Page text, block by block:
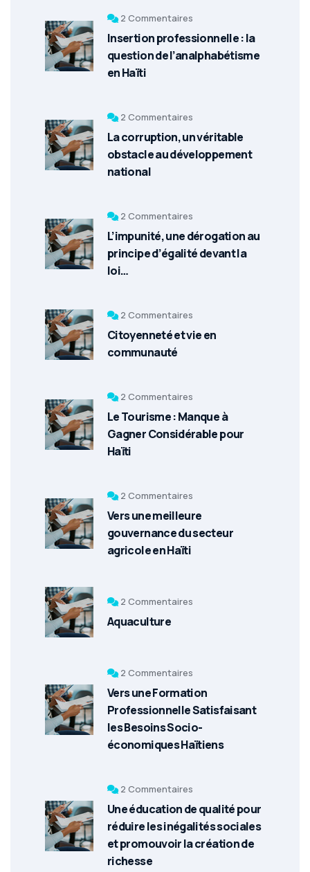
2 Commentaires
Insertion professionnelle : la
question de l’analphabétisme
en Haïti
2 Commentaires
La corruption, un véritable
obstacle au développement
national
2 Commentaires
L’impunité, une dérogation au
principe d’égalité devant la
loi…
2 Commentaires
Citoyenneté et vie en
communauté
2 Commentaires
Le Tourisme : Manque à
Gagner Considérable pour
Haïti
2 Commentaires
Vers une meilleure
gouvernance du secteur
agricole en Haïti
2 Commentaires
Aquaculture
2 Commentaires
Vers une Formation
Professionnelle Satisfaisant
les Besoins Socio-
économiques Haïtiens
2 Commentaires
Une éducation de qualité pour
réduire les inégalités sociales
et promouvoir la création de
richesse